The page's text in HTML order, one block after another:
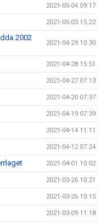
2021-05-04 09:17
2021-05-03 15:22
2002
2021-04-29 10:30
2021-04-28 15:51
2021-04-27 07:13
2021-04-20 07:37
2021-04-19 07:39
2021-04-14 11:11
2021-04-12 07:24
2021-04-01 10:02
2021-03-26 10:21
2021-03-26 10:15
2021-03-09 11:18